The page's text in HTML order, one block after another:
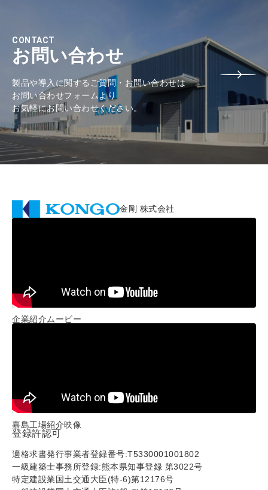
CONTACT
お問い合わせ
製品や導入に関するご質問・お問い合わせは
お問い合わせフォームより
お気軽にお問い合わせください。
金剛 株式会社
企業紹介ムービー
嘉島工場紹介映像
登録許認可
適格求書発行事業者登録番号:T5330001001802
一級建築士事務所登録:熊本県知事登録 第3022号
特定建設業国土交通大臣(特-6)第12176号